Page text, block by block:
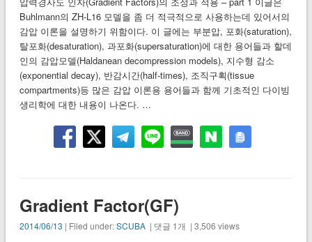
Buhlmann의 ZH-L16 모델을 좀 더 적극적으로 사용하는데 있어서의
감압 이론을 설명하기 위함이다. 이 글에는 부분압, 포화(saturation),
탈포화(desaturation), 과포화(supersaturation)에 대한 용어들과 할데
인의 감압모델(Haldanean decompression models), 지수형 감소
(exponential decay), 반감시간(half-times), 조직구획(tissue
compartments)등 많은 감압 이론용 용어들과 함께 기초적인 다이빙
생리학에 대한 내용이 나온다. …
Gradient Factor(GF)
2014/06/13 | Filed under:SCUBA| 댓글 1개 | 3,506 views